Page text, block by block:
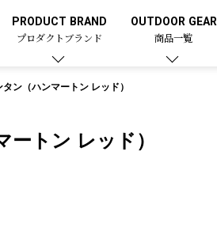
PRODUCT BRAND
プロダクトブランド
OUTDOOR GEAR
商品一覧
ン（ハンマートン レッド）
トン レッド）